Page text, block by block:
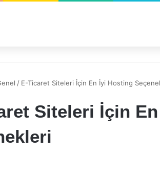
/ E-Ticaret Siteleri İçin En İyi Hosting
Siteleri İçin